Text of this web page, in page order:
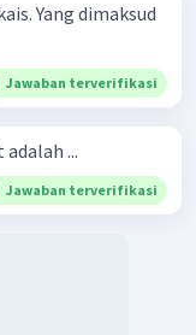
Yang dimaksud
Jawaban terverifikasi
...
Jawaban terverifikasi